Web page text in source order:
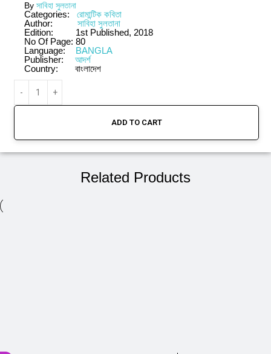
By সাবিহা সুলতানা
Categories:
রোমান্টিক কবিতা
Author:
সাবিহা সুলতানা
Edition:
1st Published, 2018
No Of Page: 80
Language:
BANGLA
Publisher:
আদর্শ
Country:
বাংলাদেশ
ADD TO CART
Related Products